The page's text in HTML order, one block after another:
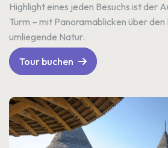
Highlight eines jeden Besuchs ist der
Turm – mit Panoramablicken über
umliegende Natur.
Tour buchen